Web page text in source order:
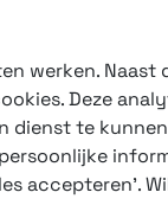
advies!
zelfde dag
naar je adres
werken.
Deze
dienst te
accepteren'.